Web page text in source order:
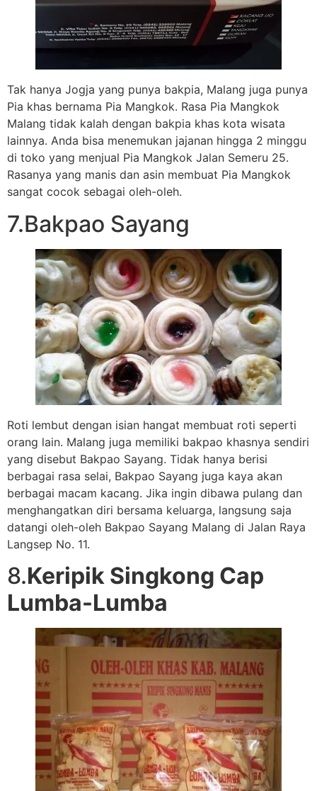
Tak hanya Jogja yang punya bakpia, Malang juga punya
Pia khas bernama Pia Mangkok. Rasa Pia Mangkok
Malang tidak kalah dengan bakpia khas kota wisata
lainnya. Anda bisa menemukan jajanan hingga 2 minggu
di toko yang menjual Pia Mangkok Jalan Semeru 25.
Rasanya yang manis dan asin membuat Pia Mangkok
sangat cocok sebagai oleh-oleh.
7.Bakpao Sayang
Roti lembut dengan isian hangat membuat roti seperti
orang lain. Malang juga memiliki bakpao khasnya sendiri
yang disebut Bakpao Sayang. Tidak hanya berisi
berbagai rasa selai, Bakpao Sayang juga kaya akan
berbagai macam kacang. Jika ingin dibawa pulang dan
menghangatkan diri bersama keluarga, langsung saja
datangi oleh-oleh Bakpao Sayang Malang di Jalan Raya
Langsep No. 11.
8.Keripik Singkong Cap
Lumba-Lumba